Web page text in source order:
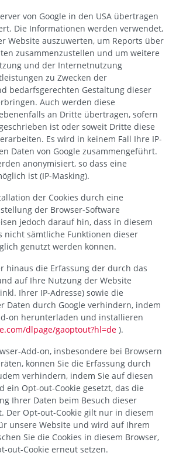
von Google in den USA übertragen
Die Informationen werden verwendet,
Website auszuwerten, um Reports über
zusammenzustellen und um weitere
und der Internetnutzung
zu Zwecken der
bedarfsgerechten Gestaltung dieser
Auch werden diese
an Dritte übertragen, sofern
ist oder soweit Dritte diese
Es wird in keinem Fall Ihre IP-
Daten von Google zusammengeführt.
anonymisiert, so dass eine
ist (IP-Masking).
der Cookies durch eine
der Browser-Software
jedoch darauf hin, dass in diesem
nicht sämtliche Funktionen dieser
genutzt werden können.
hinaus die Erfassung der durch das
auf Ihre Nutzung der Website
Ihrer IP-Adresse) sowie die
Daten durch Google verhindern, indem
on herunterladen und installieren
dlpage/gaoptout?hl=de ).
Add-on, insbesondere bei Browsern
können Sie die Erfassung durch
verhindern, indem Sie auf diesen
ein Opt-out-Cookie gesetzt, das die
Ihrer Daten beim Besuch dieser
Der Opt-out-Cookie gilt nur in diesem
unsere Website und wird auf Ihrem
Sie die Cookies in diesem Browser,
out-Cookie erneut setzen.